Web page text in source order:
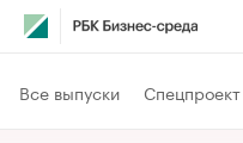
Все выпуски Спецпроект